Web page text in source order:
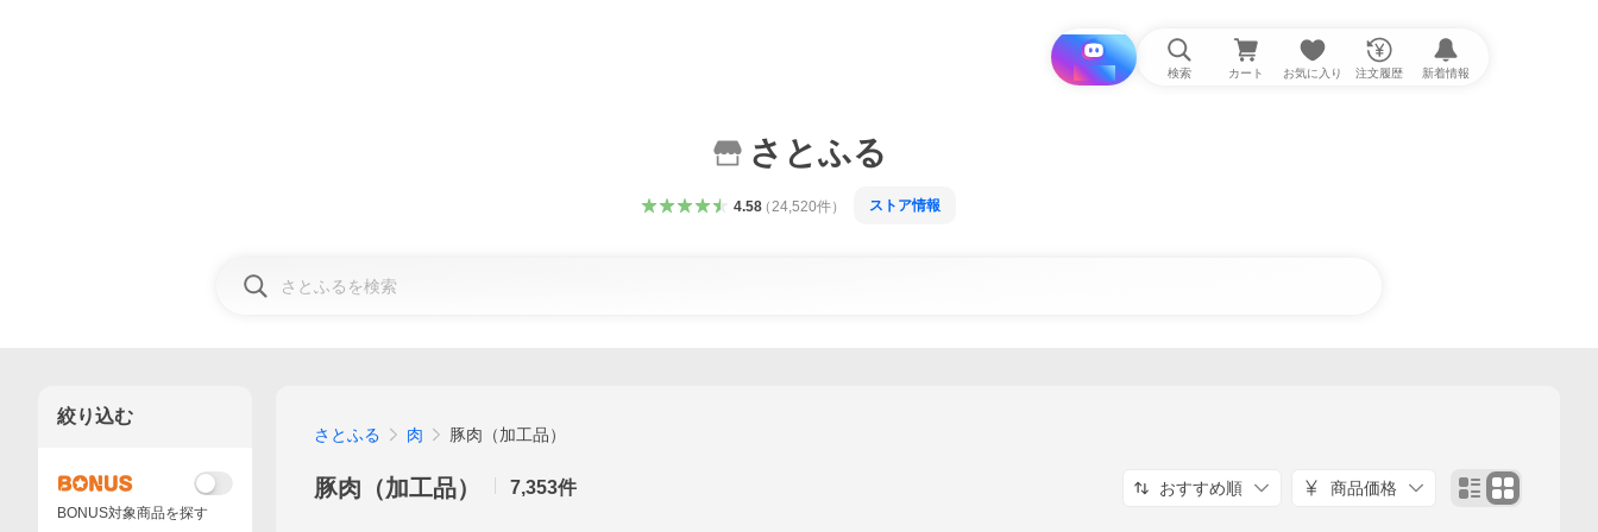
i と探す 検索 カート お気に入り 注文履歴 新着情報
さとふる
4.58（ 24,520件） ストア情報
さとふる 肉 豚肉（加工品）
豚肉（加工品） 7,353件 おすすめ順 商品価格
絞り込む
BONUS対象商品を探す